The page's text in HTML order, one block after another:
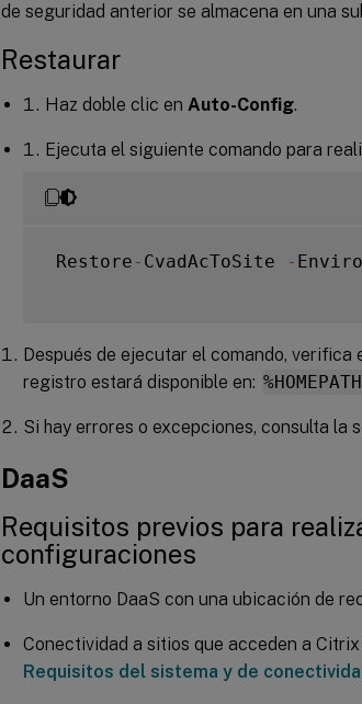
de seguridad anterior se almacena en una
Restaurar
Haz doble clic en Auto-Config.
Ejecuta el siguiente comando para
Restore - CvadAcToSite -
Después de ejecutar el comando,
registro estará disponible en:
Si hay errores o excepciones, consulta la
DaaS
Requisitos previos para
configuraciones
Un entorno DaaS con una ubicación de
Conectividad a sitios que acceden a
Requisitos del sistema y de